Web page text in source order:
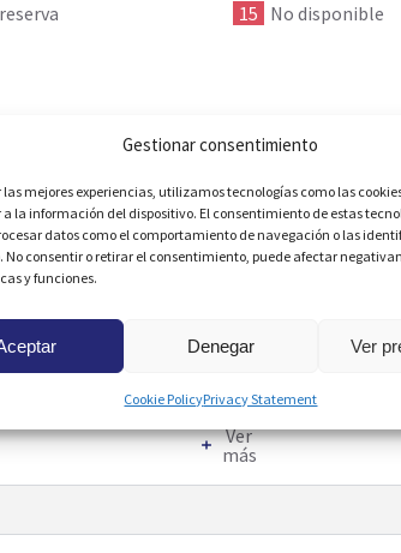
Gestionar consentimiento
las mejores experiencias, utilizamos tecnologías como las
la información del dispositivo. El consentimiento de estas
datos como el comportamiento de navegación o las
No consentir o retirar el consentimiento, puede afectar
y funciones.
Denegar Ver
Cookie PolicyPrivacy Statement
15 No disponible
vistas al mar Mediterráneo. La
al salón-comedor. El dormitorio cuenta con
alcance: restaurantes, bares,
apartamento no se puede reservar por
Ver
más